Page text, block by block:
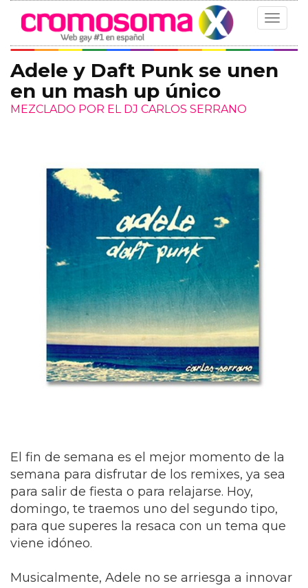
Toggle
Adele y Daft Punk se unen
en un mash up único
MEZCLADO POR EL DJ CARLOS SERRANO
El fin de semana es el mejor momento de la
semana para disfrutar de los remixes, ya sea
para salir de fiesta o para relajarse. Hoy,
domingo, te traemos uno del segundo tipo,
para que superes la resaca con un tema que
viene idóneo.
Musicalmente, Adele no se arriesga a innovar